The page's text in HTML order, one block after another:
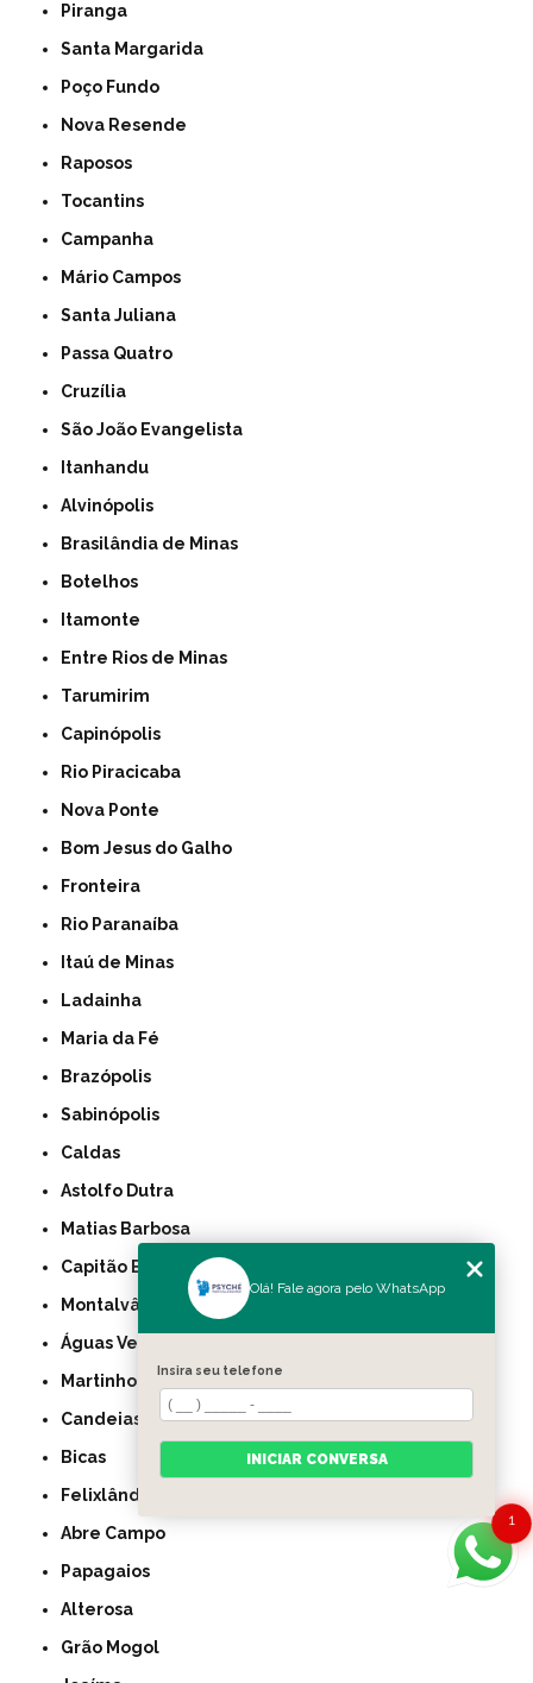
Piranga
Santa Margarida
Poço Fundo
Nova Resende
Raposos
Tocantins
Campanha
Mário Campos
Santa Juliana
Passa Quatro
Cruzília
São João Evangelista
Itanhandu
Alvinópolis
Brasilândia de Minas
Botelhos
Itamonte
Entre Rios de Minas
Tarumirim
Capinópolis
Rio Piracicaba
Nova Ponte
Bom Jesus do Galho
Fronteira
Rio Paranaíba
Itaú de Minas
Ladainha
Maria da Fé
Brazópolis
Sabinópolis
Caldas
Astolfo Dutra
Matias Barbosa
Capitão Enéas
Montalvânia
Águas Vermelhas
Martinho Campos
Candeias
Bicas
Felixlândia
Abre Campo
Papagaios
Alterosa
Grão Mogol
1
Olá! Fale agora pelo WhatsApp
Insira seu telefone
INICIAR CONVERSA